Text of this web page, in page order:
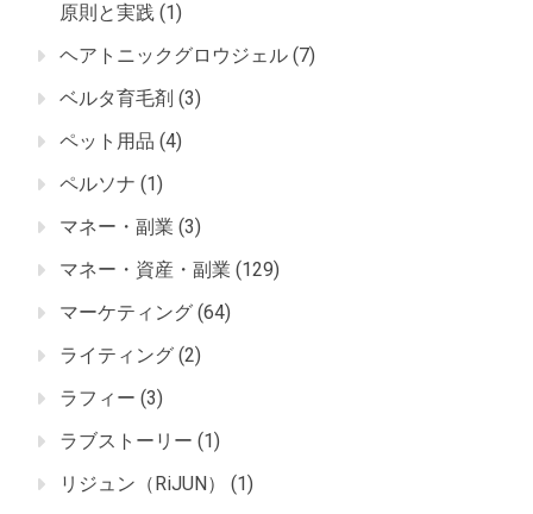
原則と実践 (1)
ヘアトニックグロウジェル (7)
ベルタ育毛剤 (3)
ペット用品 (4)
ペルソナ (1)
マネー・副業 (3)
マネー・資産・副業 (129)
マーケティング (64)
ライティング (2)
ラフィー (3)
ラブストーリー (1)
リジュン（RiJUN）
(1)